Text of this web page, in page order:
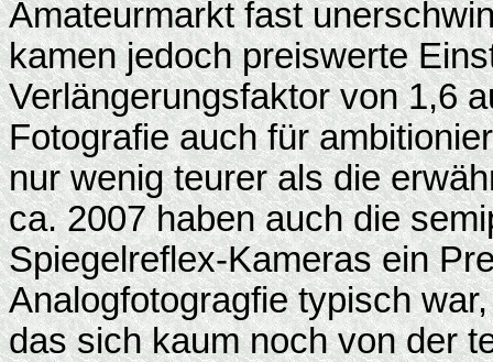
Amateurmarkt fast
kamen jedoch preiswerte
Verlängerungsfaktor von 1,6
Fotografie auch für
nur wenig teurer als die
ca. 2007 haben auch die
Spiegelreflex-Kameras ein
Analogfotogragfie typisch
das sich kaum noch von der